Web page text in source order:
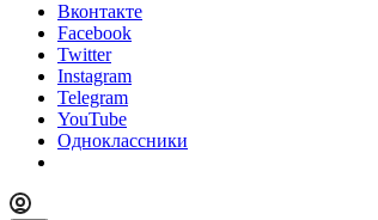
Вконтакте
Facebook
Twitter
Instagram
Telegram
YouTube
Одноклассники